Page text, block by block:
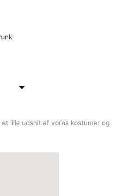
lille udsnit af vores kostumer og